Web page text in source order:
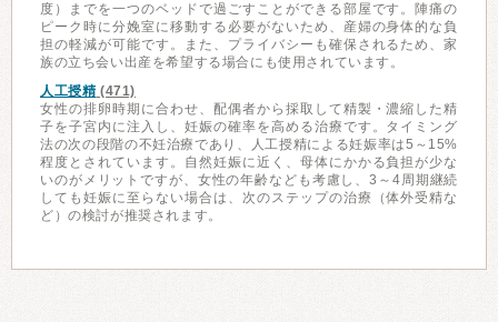
度）までを一つのベッドで過ごすことができる部屋です。陣痛の
ピーク時に分娩室に移動する必要がないため、産婦の身体的な負
担の軽減が可能です。また、プライバシーも確保されるため、家
族の立ち会い出産を希望する場合にも使用されています。
人工授精(471)
女性の排卵時期に合わせ、配偶者から採取して精製・濃縮した精
子を子宮内に注入し、妊娠の確率を高める治療です。タイミング
法の次の段階の不妊治療であり、人工授精による妊娠率は5～15%
程度とされています。自然妊娠に近く、母体にかかる負担が少な
いのがメリットですが、女性の年齢なども考慮し、3～4周期継続
しても妊娠に至らない場合は、次のステップの治療（体外受精な
ど）の検討が推奨されます。